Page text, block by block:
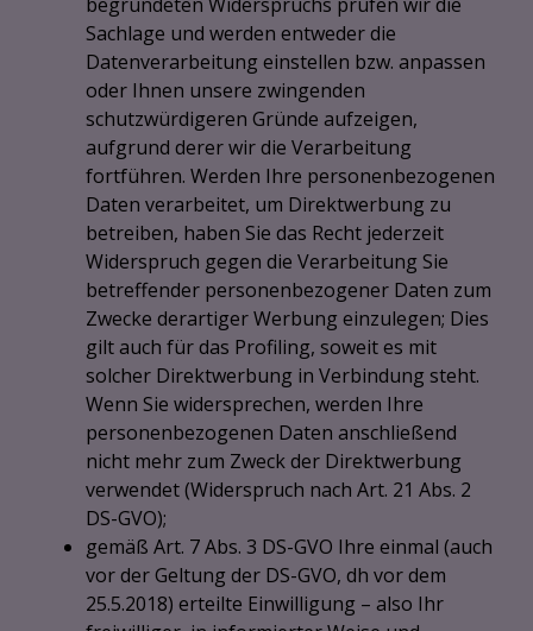
Sachlage und werden entweder die
Datenverarbeitung einstellen bzw. anpassen
oder Ihnen unsere zwingenden
schutzwürdigeren Gründe aufzeigen,
aufgrund derer wir die Verarbeitung
fortführen. Werden Ihre personenbezogenen
Daten verarbeitet, um Direktwerbung zu
betreiben, haben Sie das Recht jederzeit
Widerspruch gegen die Verarbeitung Sie
betreffender personenbezogener Daten zum
Zwecke derartiger Werbung einzulegen; Dies
gilt auch für das Profiling, soweit es mit
solcher Direktwerbung in Verbindung steht.
Wenn Sie widersprechen, werden Ihre
personenbezogenen Daten anschließend
nicht mehr zum Zweck der Direktwerbung
verwendet (Widerspruch nach Art. 21 Abs. 2
DS-GVO);
gemäß Art. 7 Abs. 3 DS-GVO Ihre einmal (auch
vor der Geltung der DS-GVO, dh vor dem
25.5.2018) erteilte Einwilligung – also Ihr